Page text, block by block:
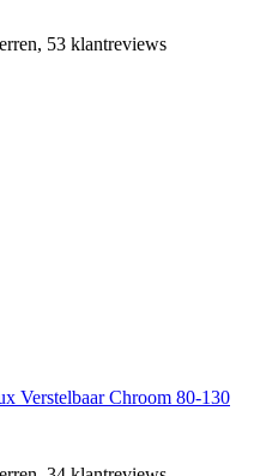
53 klantreviews
Verstelbaar Chroom 80-130